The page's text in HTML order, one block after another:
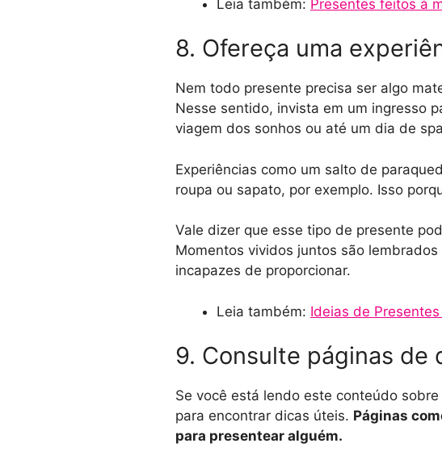
Leia também: Presentes feitos à
8. Ofereça uma
Nem todo presente precisa ser algo
Nesse sentido, invista em um ingresso
viagem dos sonhos ou até um dia de
Experiências como um salto de
roupa ou sapato, por exemplo. Isso
Vale dizer que esse tipo de presente
Momentos vividos juntos são
incapazes de proporcionar.
Leia também: Ideias de
9. Consulte páginas de
Se você está lendo este conteúdo
para encontrar dicas úteis. Páginas
para presentear alguém.